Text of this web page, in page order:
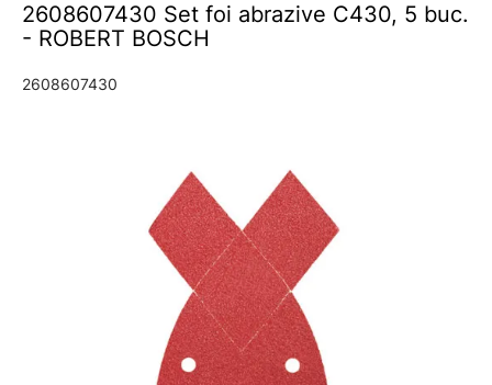
2608607430 Set foi abrazive C430, 5 buc.
- ROBERT BOSCH
2608607430